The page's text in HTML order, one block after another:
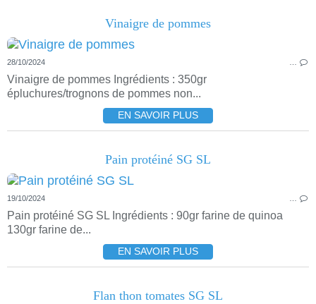
Vinaigre de pommes
28/10/2024
Vinaigre de pommes Ingrédients : 350gr
épluchures/trognons de pommes non...
EN SAVOIR PLUS
Pain protéiné SG SL
19/10/2024
Pain protéiné SG SL Ingrédients : 90gr farine de quinoa
130gr farine de...
EN SAVOIR PLUS
Flan thon tomates SG SL